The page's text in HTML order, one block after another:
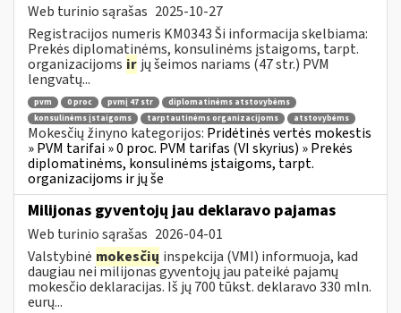
Web turinio sąrašas 2025-10-27
Registracijos numeris KM0343 Ši informacija skelbiama:
Prekės diplomatinėms, konsulinėms įstaigoms, tarpt.
organizacijoms ir jų šeimos nariams (47 str.) PVM
lengvatų...
pvm 0 proc pvmį 47 str
diplomatinėms atstovybėms
konsulinėms įstaigoms
tarptautinėms organizacijoms atstovybėms
Mokesčių žinyno kategorijos: Pridėtinės vertės mokestis
» PVM tarifai » 0 proc. PVM tarifas (VI skyrius) » Prekės
diplomatinėms, konsulinėms įstaigoms, tarpt.
organizacijoms ir jų še
Milijonas gyventojų jau deklaravo pajamas
Web turinio sąrašas 2026-04-01
Valstybinė mokesčių inspekcija (VMI) informuoja, kad
daugiau nei milijonas gyventojų jau pateikė pajamų
mokesčio deklaracijas. Iš jų 700 tūkst. deklaravo 330 mln.
eurų...